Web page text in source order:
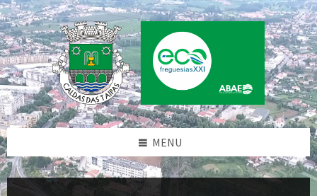
Skip
to
content
Skip
to
left
sidebar
Skip
to
right
sidebar
Skip
to
footer
MENU